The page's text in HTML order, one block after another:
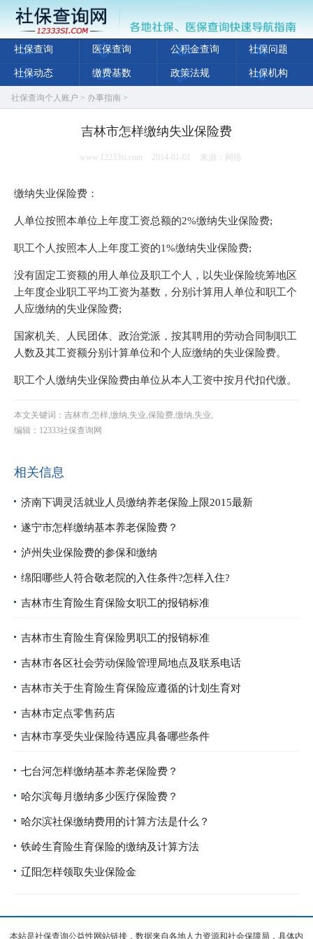
社保查询 医保查询 公积金查询 社保问题
社保动态 缴费基数 政策法规 社保机构
社保查询个人账户 > 办事指南 >
吉林市怎样缴纳失业保险费
www.12233si.com 2014-01-01 来源：网络
缴纳失业保险费：
人单位按照本单位上年度工资总额的2%缴纳失业保险费;
职工个人按照本人上年度工资的1%缴纳失业保险费;
没有固定工资额的用人单位及职工个人，以失业保险统筹地区
上年度企业职工平均工资为基数，分别计算用人单位和职工个
人应缴纳的失业保险费;
国家机关、人民团体、政治党派，按其聘用的劳动合同制职工
人数及其工资额分别计算单位和个人应缴纳的失业保险费。
职工个人缴纳失业保险费由单位从本人工资中按月代扣代缴。
本文关键词：吉林市,怎样,缴纳,失业,保险费,缴纳,失业,
编辑：12333社保查询网
相关信息
济南下调灵活就业人员缴纳养老保险上限2015最新
遂宁市怎样缴纳基本养老保险费？
泸州失业保险费的参保和缴纳
绵阳哪些人符合敬老院的入住条件?怎样入住?
吉林市生育险生育保险女职工的报销标准
吉林市生育险生育保险男职工的报销标准
吉林市各区社会劳动保险管理局地点及联系电话
吉林市关于生育险生育保险应遵循的计划生育对
吉林市定点零售药店
吉林市享受失业保险待遇应具备哪些条件
七台河怎样缴纳基本养老保险费？
哈尔滨每月缴纳多少医疗保险费？
哈尔滨社保缴纳费用的计算方法是什么？
铁岭生育险生育保险的缴纳及计算方法
辽阳怎样领取失业保险金
本站是社保查询公益性网站链接，数据来自各地人力资源和社会保障局，具体内